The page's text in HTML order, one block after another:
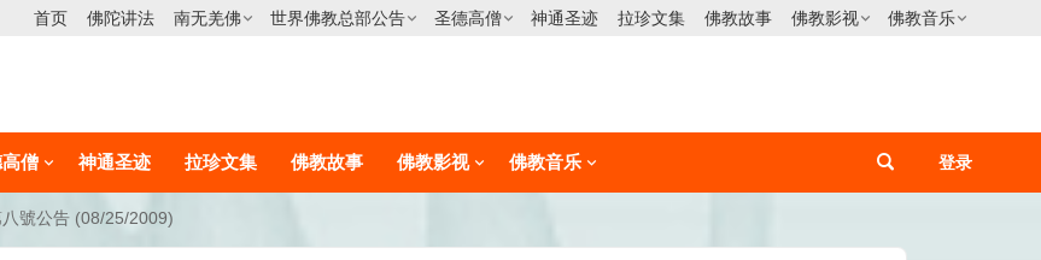
首页 佛陀讲法 南无羌佛 世界佛教总部公告 圣德高僧 神通圣迹 拉珍文集 佛教故事 佛教影视 佛教音乐
僧 神通圣迹 拉珍文集 佛教故事 佛教影视 佛教音乐 登录
號公告 (08/25/2009)